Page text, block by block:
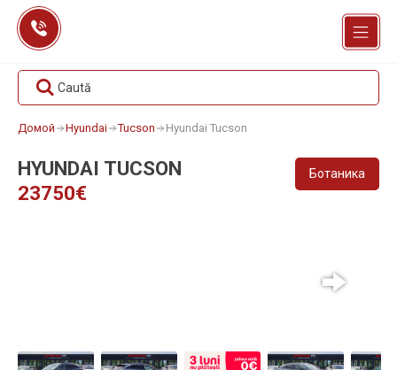
Перейти
содержанию
Caută
Домой Hyundai Tucson Hyundai Tucson
HYUNDAI TUCSON
23750€
Ботаника